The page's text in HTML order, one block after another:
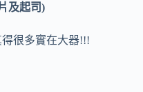
及起司)
很多實在大器!!!